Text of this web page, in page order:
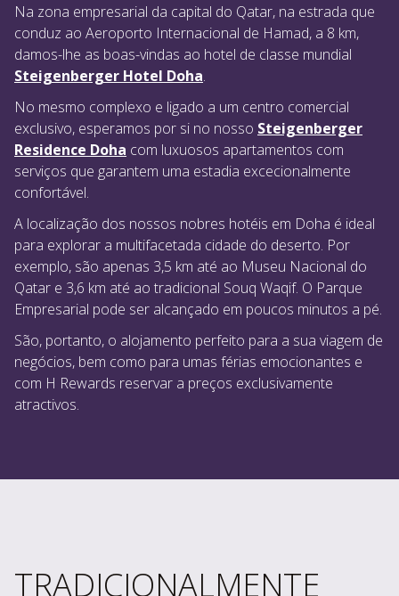
Na zona empresarial da capital do Qatar, na estrada que
conduz ao Aeroporto Internacional de Hamad, a 8 km,
damos-lhe as boas-vindas ao hotel de classe mundial
Steigenberger Hotel Doha.
No mesmo complexo e ligado a um centro comercial
exclusivo, esperamos por si no nosso Steigenberger
Residence Doha com luxuosos apartamentos com
serviços que garantem uma estadia excecionalmente
confortável.
A localização dos nossos nobres hotéis em Doha é ideal
para explorar a multifacetada cidade do deserto. Por
exemplo, são apenas 3,5 km até ao Museu Nacional do
Qatar e 3,6 km até ao tradicional Souq Waqif. O Parque
Empresarial pode ser alcançado em poucos minutos a pé.
São, portanto, o alojamento perfeito para a sua viagem de
negócios, bem como para umas férias emocionantes e
com H Rewards reservar a preços exclusivamente
atractivos.
TRADICIONALMENTE